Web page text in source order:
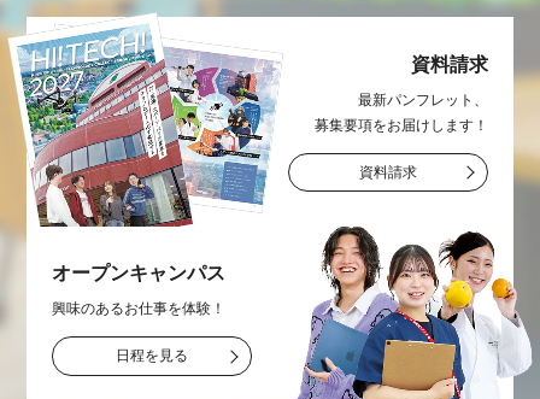
資料請求
最新パンフレット、
募集要項をお届け します！
資料請求
オープンキャンパス
興味のあるお仕事を体験！
日程を見る